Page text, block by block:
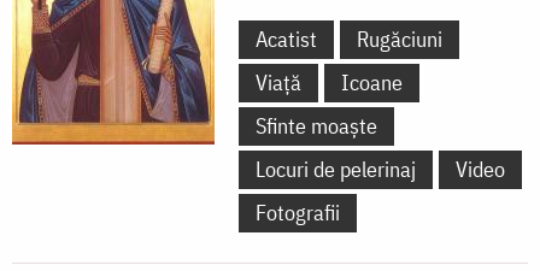
Acatist
Rugăciuni
Viață
Icoane
Sfinte moaște
Locuri de pelerinaj
Video
Fotografii